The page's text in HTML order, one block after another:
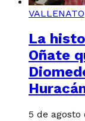
VALLENATO
La
Oñate
5 de agosto